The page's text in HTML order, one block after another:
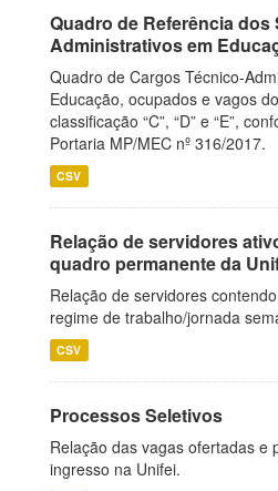
Quadro de Referência
Administrativos em
Quadro de Cargos Técnico-
Educação, ocupados e vagos
classificação “C”, “D” e “E”,
Portaria MP/MEC nº 316/2017.
CSV
Relação de servidores
quadro permanente da
Relação de servidores
regime de trabalho/jornada
CSV
Processos Seletivos
Relação das vagas ofertadas e
ingresso na Unifei.